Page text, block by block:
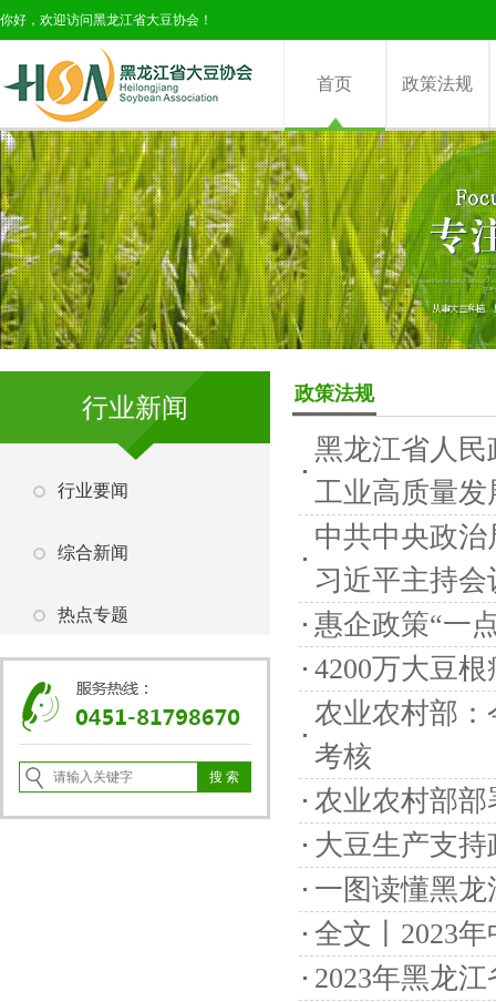
你好，欢迎访问黑龙江省大豆协会！
首页 政策法规
行业新闻
行业要闻
综合新闻
热点专题
政策法规
黑龙江省人
工业高质量
中共中央政
习近平主持会
惠企政策“一
4200万大豆
农业农村部
考核
农业农村部部
大豆生产支
一图读懂黑
全文丨2023
2023年黑龙